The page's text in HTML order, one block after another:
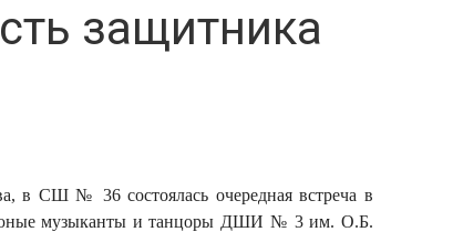
защитника
в СШ № 36 состоялась очередная встреча в
юные музыканты и танцоры ДШИ № 3 им. О.Б.